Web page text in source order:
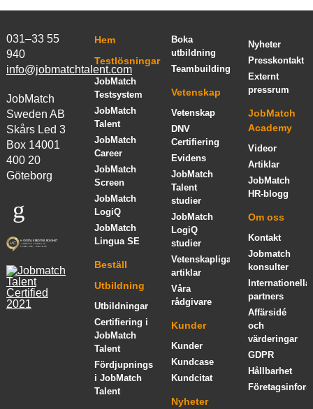
031–33 55
940
info@jobmatchtalent.com
JobMatch
Sweden AB
Skårs Led 3
Box 14001
400 20
Göteborg
Hem
Testlösningar
JobMatch
Testsystem
JobMatch
Talent
JobMatch
Career
JobMatch
Screen
JobMatch
LogiQ
JobMatch
Lingua SE
Beställ
Utbildning
Utbildningar
Certifiering i
JobMatch
Talent
Fördjupningskurs
i JobMatch
Talent
Boka
utbildning
Teambuilding
Vetenskap
Vetenskap
DNV
Certifiering
Evidens
JobMatch
Talent
studier
JobMatch
LogiQ
studier
Vetenskapliga
artiklar
Våra
rådgivare
Kunder
Kunder
Kundcase
Kundcitat
Nyheter
Nyheter
Presskontakt
Externt
pressrum
JobMatch
Academy
Videor
Artiklar
JobMatch
HR-blogg
Om oss
Kontakt
Jobmatch
konsulter
Internationella
partners
Affärsidé
och
värderingar
GDPR
Hållbarhet